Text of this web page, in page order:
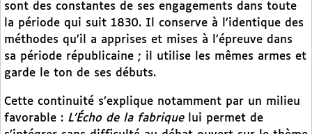
sont des constantes de ses engagements dans toute
la période qui suit 1830. Il conserve à l’identique des
méthodes qu’il a apprises et mises à l’épreuve dans
sa période républicaine ; il utilise les mêmes armes et
garde le ton de ses débuts.
Cette continuité s’explique notamment par un milieu
favorable : L’Écho de la fabriquelui permet de